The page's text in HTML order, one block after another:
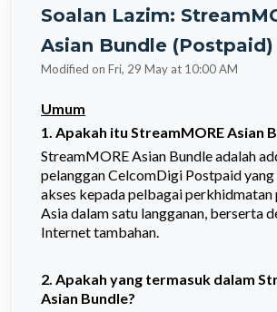
Soalan Lazim:
Asian Bundle (Postpaid)
Modified on Fri, 29 May at 10:00 AM
Umum
1. Apakah itu StreamMORE Asian
StreamMORE Asian Bundle adalah
pelanggan CelcomDigi Postpaid
akses kepada pelbagai perkhidmatan
Asia dalam satu langganan, berserta
Internet tambahan.
2. Apakah yang termasuk dalam
Asian Bundle?